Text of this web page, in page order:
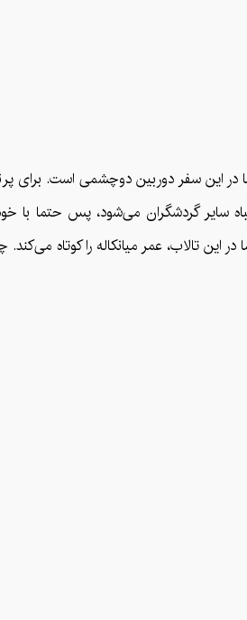
در این سفر دوربین دوچشمی است. برای
سایر گردشگران می‌شود، پس حتما با
این تالاب، عمر میانکاله را کوتاه